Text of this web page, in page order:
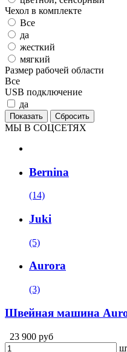
Чехол в комплекте
Все
да
жесткий
мягкий
Размер рабочей области
Все
USB подключение
да
МЫ В СОЦСЕТЯХ
Bernina
(14)
Juki
(5)
Aurora
(3)
Швейная машина
23 900 руб